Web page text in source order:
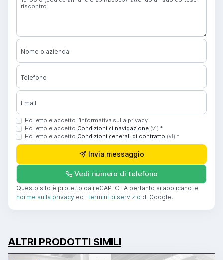
Nome o azienda
Telefono
Email
Ho letto e accetto l’informativa sulla privacy
Ho letto e accetto Condizioni di navigazione (v1) *
Ho letto e accetto Condizioni generali di contratto (v1) *
Invia messaggio
Vedi numero di telefono
Questo sito è protetto da reCAPTCHA pertanto si applicano le
norme sulla privacy ed i termini di servizio di Google.
ALTRI PRODOTTI SIMILI